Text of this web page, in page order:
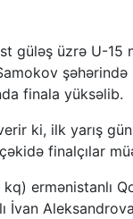
güləş üzrə U-15
finala yüksəlib.
ki, ilk yarış
finalçılar
ermənistanlı
İvan